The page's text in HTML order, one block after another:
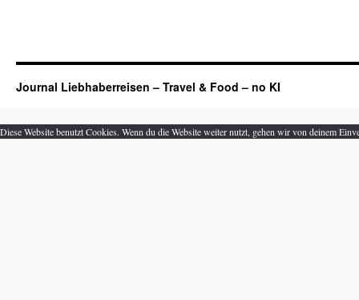
Journal Liebhaberreisen – Travel & Food – no KI
Diese Website benutzt Cookies. Wenn du die Website weiter nutzt, gehen wir von deinem